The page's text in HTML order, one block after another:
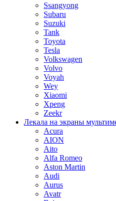
Ssangyong
Subaru
Suzuki
Tank
Toyota
Tesla
Volkswagen
Volvo
Voyah
Wey
Xiaomi
Xpeng
Zeekr
Лекала на экраны
Acura
AION
Aito
Alfa Romeo
Aston Martin
Audi
Aurus
Avatr